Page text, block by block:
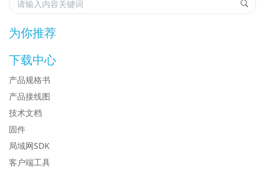
为你推荐
下载中心
产品规格书
产品接线图
技术文档
固件
局域网SDK
客户端工具